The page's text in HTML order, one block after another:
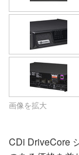
画像を拡大
CDi DriveCore